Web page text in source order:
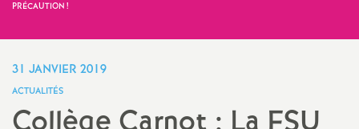
a
PRÉCAUTION !
31 JANVIER 2019
ACTUALITÉS